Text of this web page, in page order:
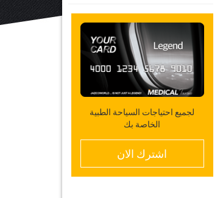
لجميع احتياجات السياحة الطبية
الخاصة بك
اشترك الان